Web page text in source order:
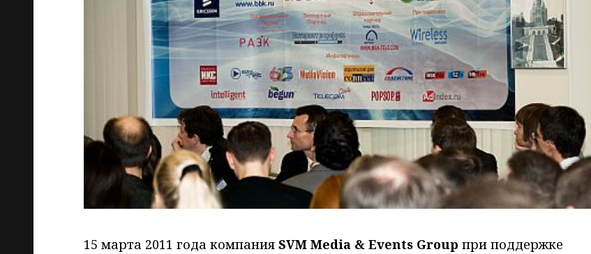
15 марта 2011 года компания SVM Media & Events Group при поддержке